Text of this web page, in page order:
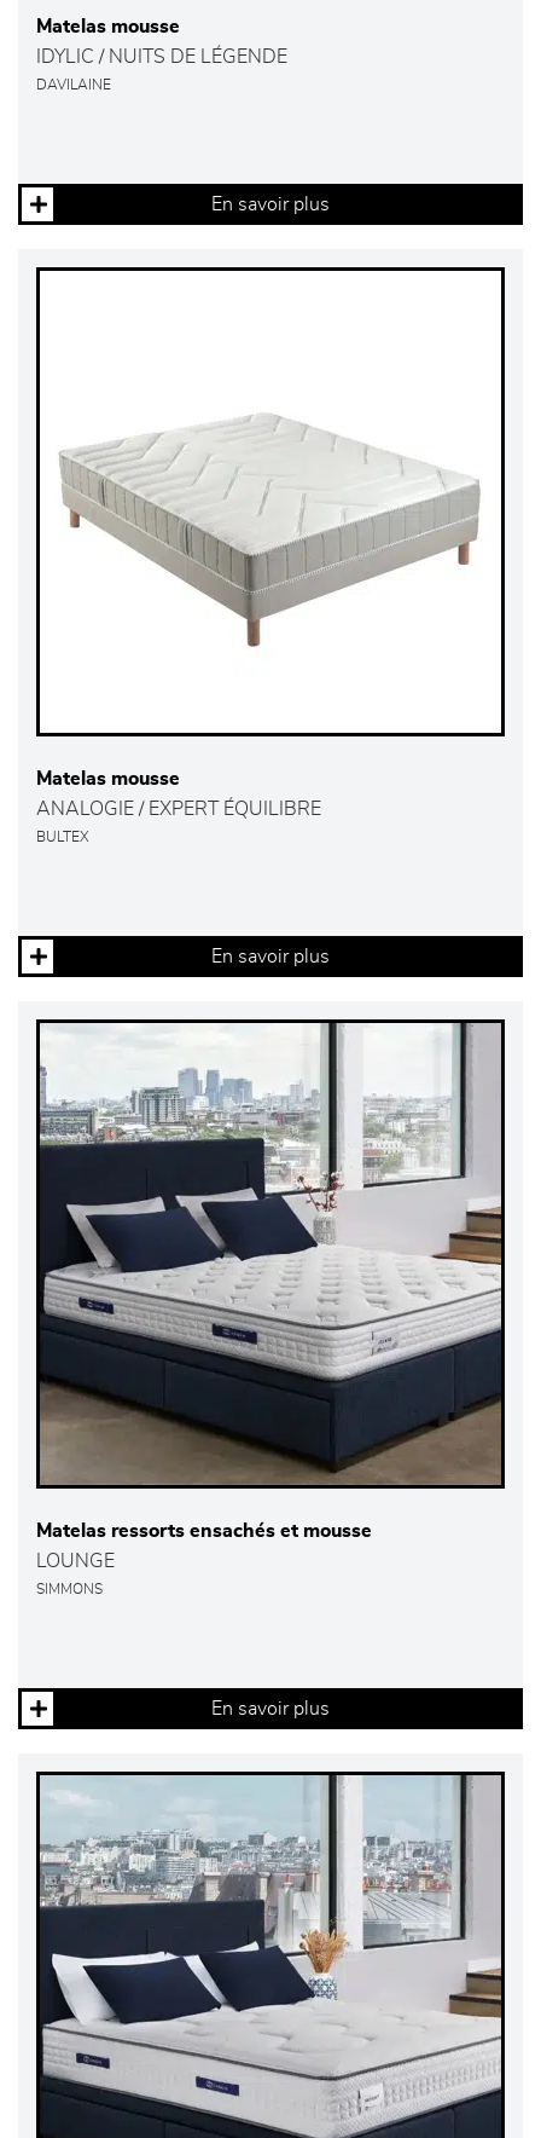
Matelas mousse
IDYLIC / NUITS DE LÉGENDE
DAVILAINE
En savoir plus
Matelas mousse
ANALOGIE / EXPERT ÉQUILIBRE
BULTEX
En savoir plus
Matelas ressorts ensachés et mousse
LOUNGE
SIMMONS
En savoir plus